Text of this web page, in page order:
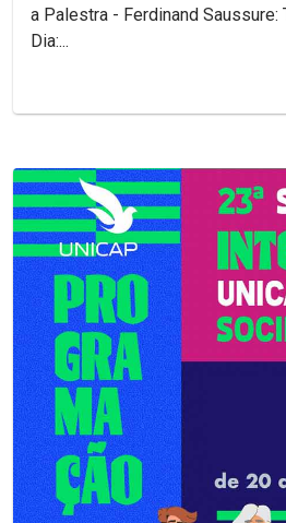
a Palestra - Ferdinand Saussure:
Dia:...